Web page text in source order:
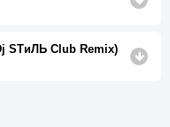
SТиЛЬ Club Remix)